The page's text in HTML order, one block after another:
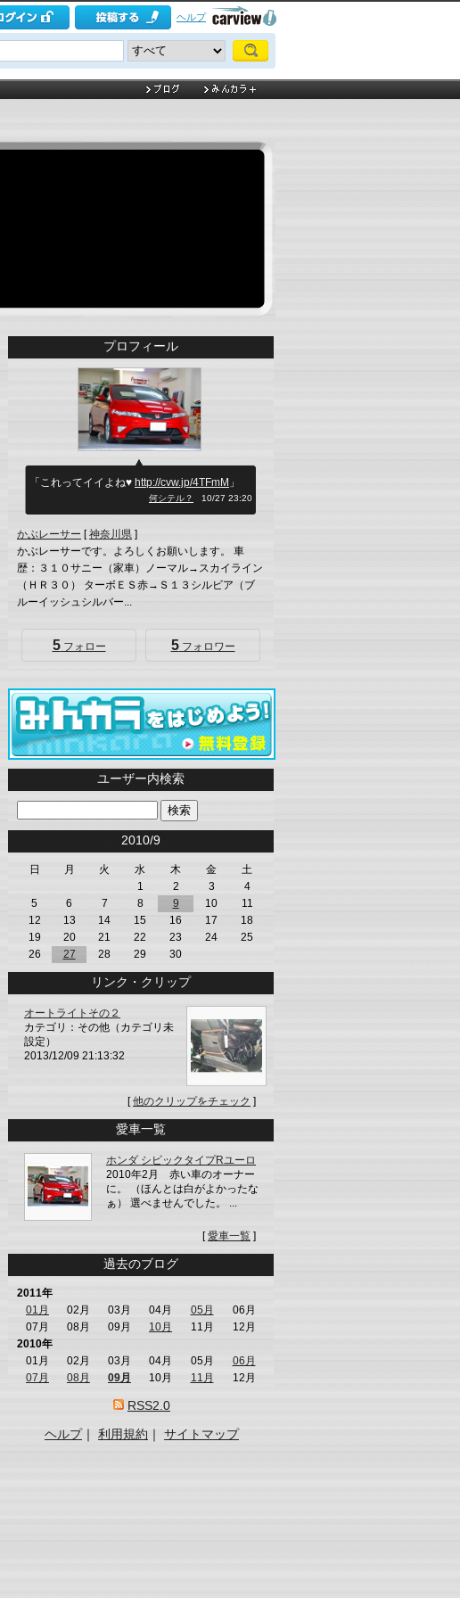
ヘルプ
プロフィール
「これってイイよね♥ http://cvw.jp/4TFmM 」
何シテル？ 10/27 23:20
かぶレーサー [神奈川県 ]
かぶレーサーです。よろしくお願いします。 車
歴：３１０サニー（家車）ノーマル→スカイライン
（ＨＲ３０） ターボＥＳ赤→Ｓ１３シルビア（ブ
ルーイッシュシルバー...
5フォロー 5フォロワー
ユーザー内検索
2010/9
日 月 火 水 木 金
土
1
2 3
4
5
6 7 8 9 10
11
12
13 14 15 16 17
18
19
20 21 22 23 24
25
26
27 28 29 30
リンク・クリップ
オートライトその２
カテゴリ：その他（カテゴリ未
設定）
2013/12/09 21:13:32
[他のクリップをチェック ]
愛車一覧
ホンダ シビックタイプRユーロ
2010年2月 赤い車のオーナー
に。 （ほんとは白がよかったな
ぁ） 選べませんでした。 ...
[愛車一覧 ]
過去のブログ
2011年
01月
02月 03月 04月 05月
06月
07月
08月 09月 10月 11月
12月
2010年
01月
02月 03月 04月 05月
06月
07月
08月 09月 10月 11月 12月
RSS2.0
ヘルプ｜ 利用規約 ｜ サイトマップ